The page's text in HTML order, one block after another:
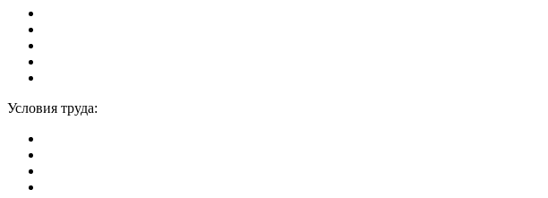
Условия труда: